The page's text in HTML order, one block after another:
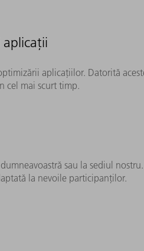
aplicații
aplicațiilor. Datorită
cel mai scurt timp.
sau la sediul
la nevoile participanților.